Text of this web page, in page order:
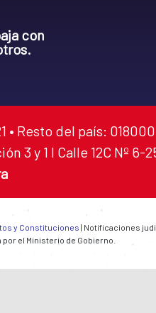
con
Resto del país: 018000
3 y 1 I Calle 12C Nº 6-
y Constituciones | Notificaciones
el Ministerio de Gobierno.